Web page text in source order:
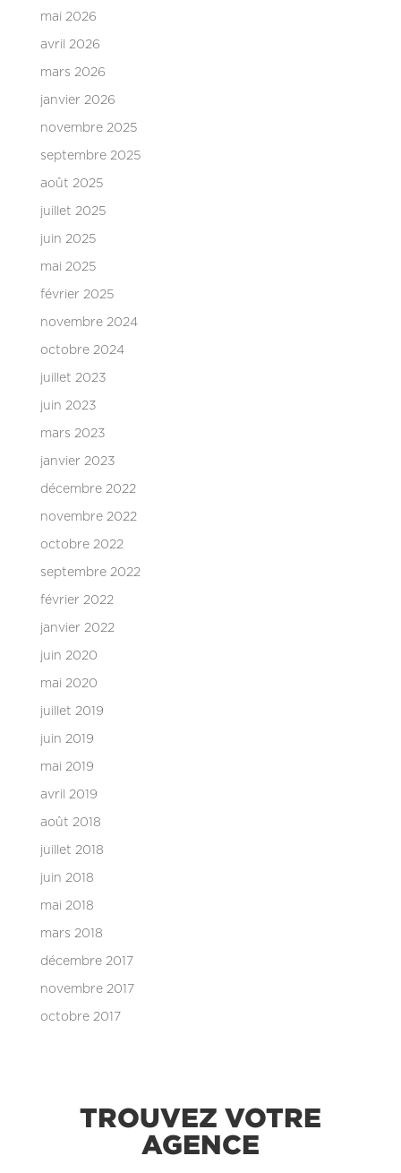
mai 2026
avril 2026
mars 2026
janvier 2026
novembre 2025
septembre 2025
août 2025
juillet 2025
juin 2025
mai 2025
février 2025
novembre 2024
octobre 2024
juillet 2023
juin 2023
mars 2023
janvier 2023
décembre 2022
novembre 2022
octobre 2022
septembre 2022
février 2022
janvier 2022
juin 2020
mai 2020
juillet 2019
juin 2019
mai 2019
avril 2019
août 2018
juillet 2018
juin 2018
mai 2018
mars 2018
décembre 2017
novembre 2017
octobre 2017
TROUVEZ VOTRE
AGENCE